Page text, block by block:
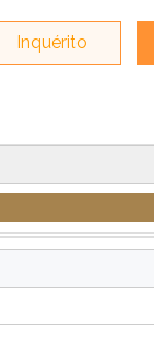
Inquérito